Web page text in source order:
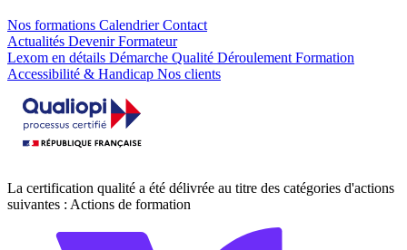
Nos formations CalendrierContact
Actualités Devenir Formateur
Lexom en détails Démarche Qualité Déroulement Formation
Accessibilité & Handicap Nos clients
La certification qualité a été délivrée au titre des catégories d'actions
suivantes : Actions de formation